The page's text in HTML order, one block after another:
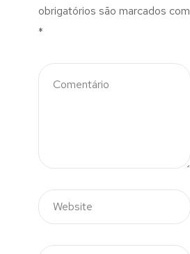
obrigatórios são marcados com
*